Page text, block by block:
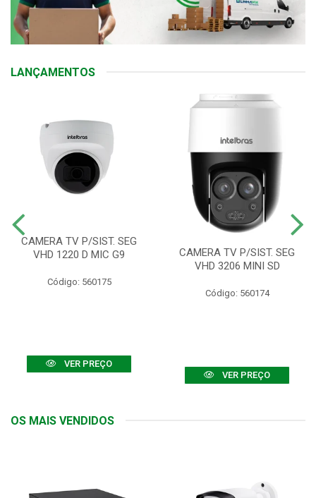
LANÇAMENTOS
CAMERA TV P/SIST. SEG
VHD 1220 D MIC G9
Código: 560175
VER PREÇO
CAMERA TV P/SIST. SEG
VHD 3206 MINI SD
Código: 560174
VER PREÇO
OS MAIS VENDIDOS